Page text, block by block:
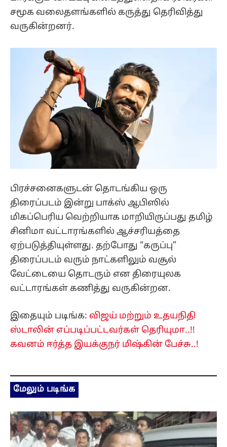
சமூக வலைதளங்களில் கருத்து தெரிவித்து
வருகின்றனர்.
பிரச்சனைகளுடன் தொடங்கிய ஒரு
திரைப்படம் இன்று பாக்ஸ் ஆபிஸில்
மிகப்பெரிய வெற்றியாக மாறியிருப்பது தமிழ்
சினிமா வட்டாரங்களில் ஆச்சரியத்தை
ஏற்படுத்தியுள்ளது. தற்போது “கருப்பு”
திரைப்படம் வரும் நாட்களிலும் வசூல்
வேட்டையை தொடரும் என திரையுலக
வட்டாரங்கள் கணித்து வருகின்றன.
இதையும் படிங்க: விஜய் மற்றும் உதயநிதி
ஸ்டாலின் எப்படிப்பட்டவர்கள் தெரியுமா..!!
கவனம் ஈர்த்த இயக்குநர் மிஷ்கின் பேச்சு..!
மேலும் படிங்க